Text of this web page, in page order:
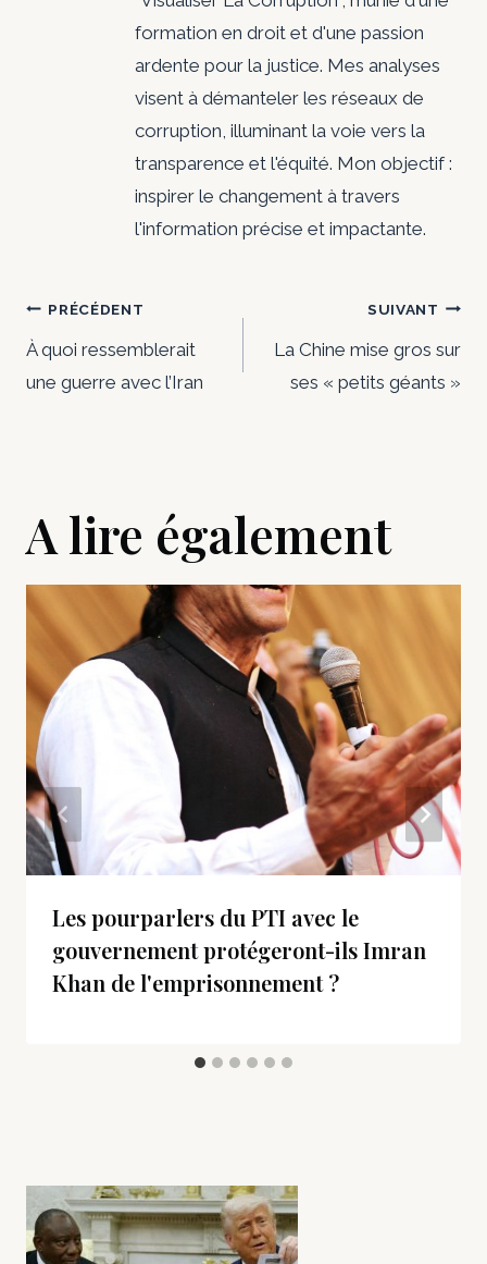
formation en droit et d'une passion
ardente pour la justice. Mes analyses
visent à démanteler les réseaux de
corruption, illuminant la voie vers la
transparence et l'équité. Mon objectif :
inspirer le changement à travers
l'information précise et impactante.
Navigation
de
l’article
PRÉCÉDENT
À quoi ressemblerait
une guerre avec l’Iran
SUIVANT
La Chine mise gros sur
ses « petits géants »
A lire également
Les pourparlers du PTI avec le
gouvernement protégeront-ils Imran
Khan de l'emprisonnement ?